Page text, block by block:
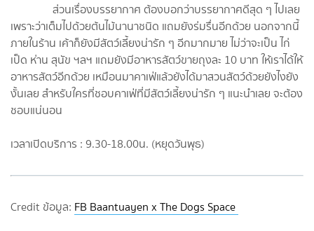
ส่วนเรื่องบรรยากาศ ต้องบอกว่าบรรยากาศดีสุด ๆ ไปเลย
เพราะว่าเต็มไปด้วยต้นไม้นานาชนิด แถมยังร่มรื่นอีกด้วย นอกจากนี้
ภายในร้าน เค้าก็ยังมีสัตว์เลี้ยงน่ารัก ๆ อีกมากมาย ไม่ว่าจะเป็น ไก่
เป็ด ห่าน สุนัข ฯลฯ แถมยังมีอาหารสัตว์ขายถุงละ 10 บาท ให้เราได้ให้
อาหารสัตว์อีกด้วย เหมือนมาคาเฟ่แล้วยังได้มาสวนสัตว์ด้วยยังไงยัง
งั้นเลย สำหรับใครที่ชอบคาเฟ่ที่มีสัตว์เลี้ยงน่ารัก ๆ แนะนำเลย จะต้อง
ชอบแน่นอน
เวลาเปิดบริการ : 9.30-18.00น. (หยุดวันพุธ)
Credit ข้อมูล: FB Baantuayen x The Dogs Space